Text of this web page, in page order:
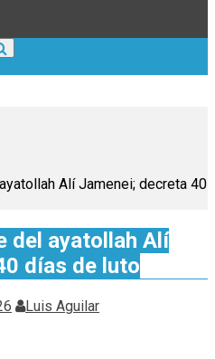
Alí Jamenei; decreta 40
del ayatollah Alí
días de luto
Luis Aguilar